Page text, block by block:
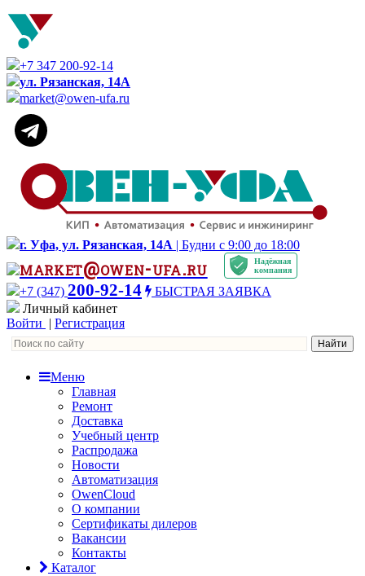
+7 347 200-92-14
ул. Рязанская, 14А
market@owen-ufa.ru
г. Уфа, ул. Рязанская, 14А | Будни с 9:00 до 18:00
market@owen-ufa.ru
Надёжная
компания
+7 (347) 200-92-14
БЫСТРАЯ ЗАЯВКА
Личный кабинет
Войти | Регистрация
Меню
Главная
Ремонт
Доставка
Учебный центр
Распродажа
Новости
Автоматизация
OwenCloud
О компании
Сертификаты дилеров
Вакансии
Контакты
Каталог